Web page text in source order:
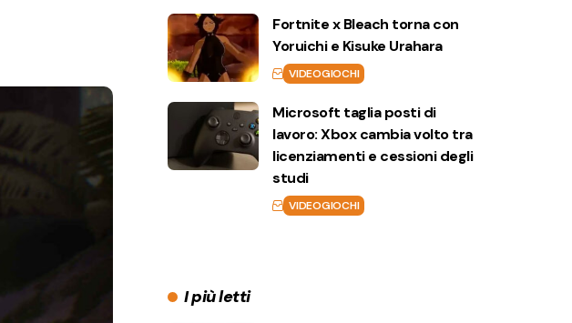
Fortnite x Bleach torna con
Yoruichi e Kisuke Urahara
VIDEOGIOCHI
Microsoft taglia posti di
lavoro: Xbox cambia volto tra
licenziamenti e cessioni degli
studi
VIDEOGIOCHI
I più letti